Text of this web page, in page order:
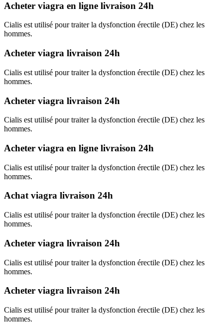
Acheter viagra en ligne livraison 24h
Cialis est utilisé pour traiter la dysfonction érectile (DE) chez les
hommes.
Acheter viagra livraison 24h
Cialis est utilisé pour traiter la dysfonction érectile (DE) chez les
hommes.
Acheter viagra livraison 24h
Cialis est utilisé pour traiter la dysfonction érectile (DE) chez les
hommes.
Acheter viagra en ligne livraison 24h
Cialis est utilisé pour traiter la dysfonction érectile (DE) chez les
hommes.
Achat viagra livraison 24h
Cialis est utilisé pour traiter la dysfonction érectile (DE) chez les
hommes.
Acheter viagra livraison 24h
Cialis est utilisé pour traiter la dysfonction érectile (DE) chez les
hommes.
Acheter viagra livraison 24h
Cialis est utilisé pour traiter la dysfonction érectile (DE) chez les
hommes.